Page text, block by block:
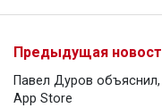
Предыдущая
Павел Дуров
App Store